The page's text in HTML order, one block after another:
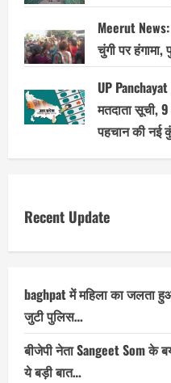
Meerut
चुंगी पर
UP
मतदाता सूची,
पहचान की नई
Recent Update
baghpat में महिला का जलता
जुटी पुलिस…
बीजेपी नेता Sangeet Som के
ये बड़ी बात…